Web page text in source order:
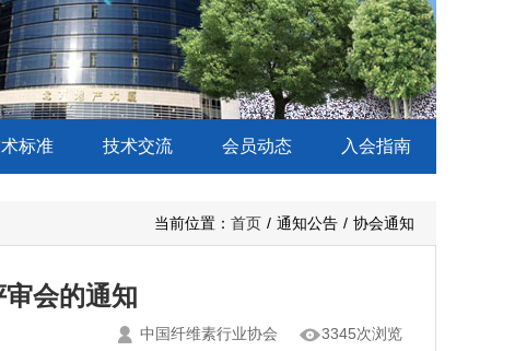
标准 技术交流 会员动态 入会指南
当前位置： 首页 / 通知公告 / 协会通知
会的通知
中国纤维素行业协会 3345次浏览